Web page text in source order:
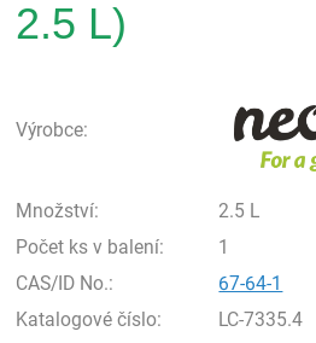
2.5 L)
Výrobce:
Množství:
2.5 L
Počet ks v balení:
1
CAS/ID No.:
67-64-1
Katalogové číslo:
LC-7335.4